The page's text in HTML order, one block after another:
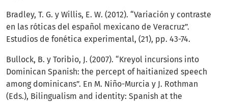
Bradley, T. G. y Willis, E. W. (2012). “Variación y contraste
en las róticas del español mexicano de Veracruz”.
Estudios de fonética experimental, (21), pp. 43-74.
Bullock, B. y Toribio, J. (2007). “Kreyol incursions into
Dominican Spanish: the percept of haitianized speech
among dominicans”. En M. Niño-Murcia y J. Rothman
(Eds.), Bilingualism and identity: Spanish at the